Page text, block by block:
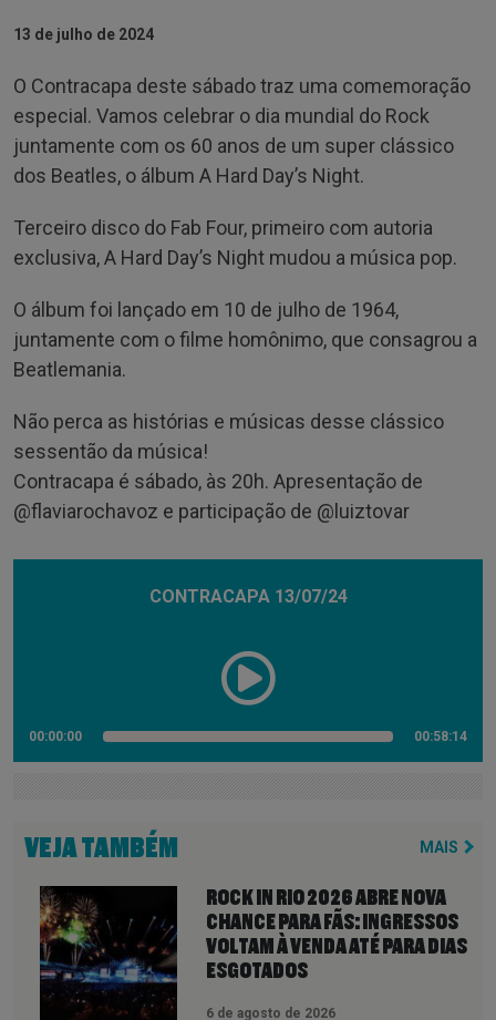
13 de julho de 2024
O Contracapa deste sábado traz uma comemoração
especial. Vamos celebrar o dia mundial do Rock
juntamente com os 60 anos de um super clássico
dos Beatles, o álbum A Hard Day’s Night.
Terceiro disco do Fab Four, primeiro com autoria
exclusiva, A Hard Day’s Night mudou a música pop.
O álbum foi lançado em 10 de julho de 1964,
juntamente com o filme homônimo, que consagrou a
Beatlemania.
Não perca as histórias e músicas desse clássico
sessentão da música!
Contracapa é sábado, às 20h. Apresentação de
@‌flaviarochavoz e participação de @‌luiztovar
CONTRACAPA 13/07/24
00:00:00 00:58:14
VEJA TAMBÉM MAIS
ROCK IN RIO 2026 ABRE NOVA
CHANCE PARA FÃS: INGRESSOS
VOLTAM À VENDA ATÉ PARA DIAS
ESGOTADOS
6 de agosto de 2026